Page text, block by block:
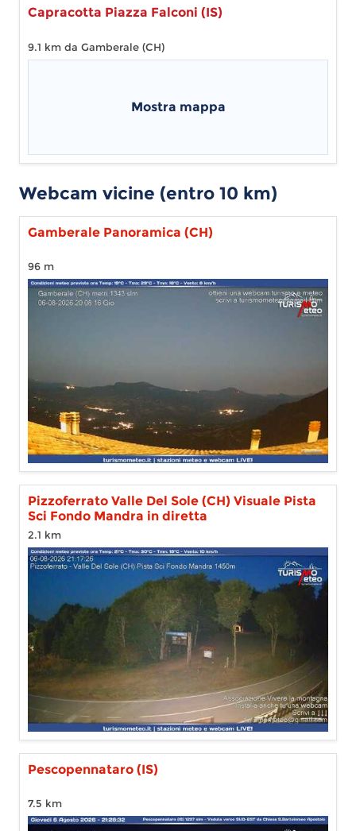
Capracotta Piazza Falconi (IS)
9.1 km da Gamberale (CH)
Mostra mappa
Webcam vicine (entro 10 km)
Gamberale Panoramica (CH)
96 m
Pizzoferrato Valle Del Sole (CH) Visuale Pista
Sci Fondo Mandra in diretta
2.1 km
Pescopennataro (IS)
7.5 km